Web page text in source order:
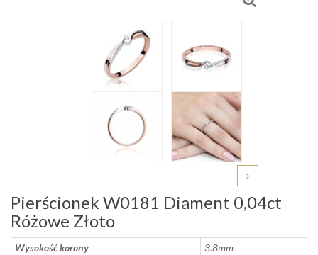
Pierścionek W0181 Diament 0,04ct
Różowe Złoto
Wysokość korony
3.8mm